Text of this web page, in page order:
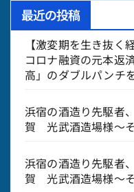
最近の投稿
【激変期を生き抜く
コロナ融資の元本返
高」のダブルパンチ
浜宿の酒造り先駆者
賀 光武酒造場様～
浜宿の酒造り先駆者
賀 光武酒造場様～